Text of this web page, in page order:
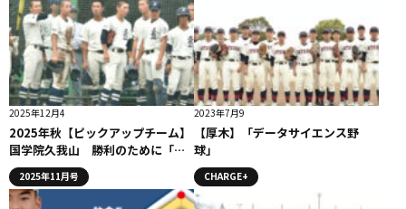
2025年12月4
2025年秋【ピックアップチーム】
国学院久我山 勝利のために「新
たな文化」を作り上げる
2025年11月号
2023年7月9
【厚木】「データサイエンス野
球」
CHARGE+